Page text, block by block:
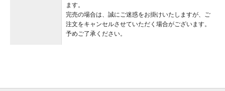
ます。
完売の場合は、誠にご迷惑をお掛けいたしますが、ご
注文をキャンセルさせていただく場合がございます。
予めご了承ください。